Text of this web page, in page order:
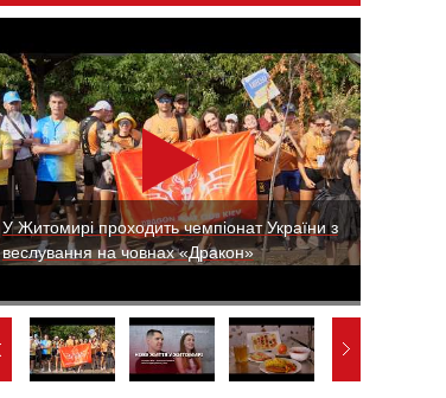
У Житомирі проходить чемпіонат України з
веслування на човнах «Дракон»